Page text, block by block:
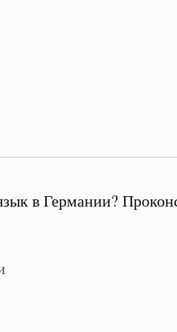
в Германии?